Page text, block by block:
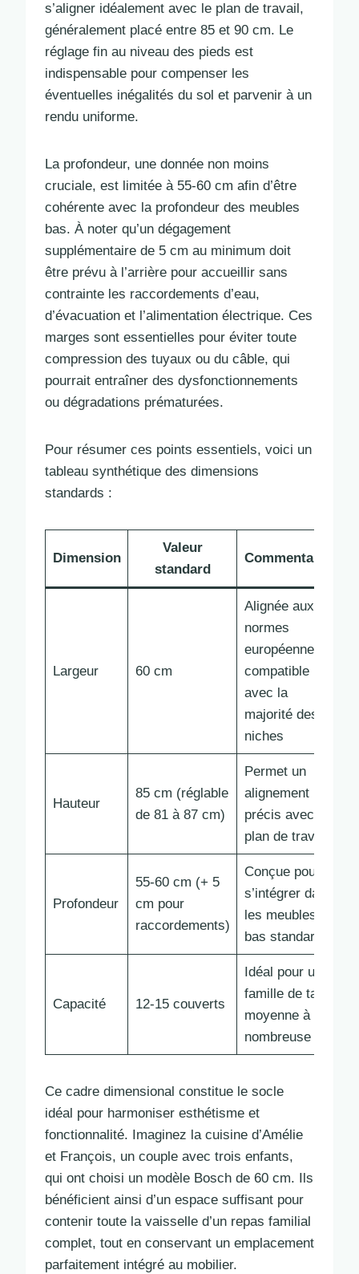
s’aligner idéalement avec le plan de travail,
généralement placé entre 85 et 90 cm. Le
réglage fin au niveau des pieds est
indispensable pour compenser les
éventuelles inégalités du sol et parvenir à un
rendu uniforme.
La profondeur, une donnée non moins
cruciale, est limitée à 55-60 cm afin d’être
cohérente avec la profondeur des meubles
bas. À noter qu’un dégagement
supplémentaire de 5 cm au minimum doit
être prévu à l’arrière pour accueillir sans
contrainte les raccordements d’eau,
d’évacuation et l’alimentation électrique. Ces
marges sont essentielles pour éviter toute
compression des tuyaux ou du câble, qui
pourrait entraîner des dysfonctionnements
ou dégradations prématurées.
Pour résumer ces points essentiels, voici un
tableau synthétique des dimensions
standards :
Dimension
Valeur
standard
Commentaires
Largeur 60 cm
Alignée aux
normes
européennes,
compatible
avec la
majorité des
niches
Hauteur
85 cm (réglable
de 81 à 87 cm)
Permet un
alignement
précis avec le
plan de travail
Profondeur
55-60 cm (+ 5
cm pour
raccordements)
Conçue pour
s’intégrer dans
les meubles
bas standards
Capacité 12-15 couverts
Idéal pour une
famille de taille
moyenne à
nombreuse
Ce cadre dimensional constitue le socle
idéal pour harmoniser esthétisme et
fonctionnalité. Imaginez la cuisine d’Amélie
et François, un couple avec trois enfants,
qui ont choisi un modèle Bosch de 60 cm. Ils
bénéficient ainsi d’un espace suffisant pour
contenir toute la vaisselle d’un repas familial
complet, tout en conservant un emplacement
parfaitement intégré au mobilier.